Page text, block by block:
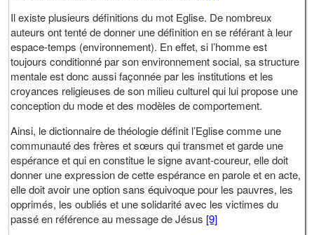
Il existe plusieurs définitions du mot Eglise. De nombreux
auteurs ont tenté de donner une définition en se référant à leur
espace-temps (environnement). En effet, si l’homme est
toujours conditionné par son environnement social, sa structure
mentale est donc aussi façonnée par les institutions et les
croyances religieuses de son milieu culturel qui lui propose une
conception du mode et des modèles de comportement.
Ainsi, le dictionnaire de théologie définit l’Eglise comme une
communauté des frères et sœurs qui transmet et garde une
espérance et qui en constitue le signe avant-coureur, elle doit
donner une expression de cette espérance en parole et en acte,
elle doit avoir une option sans équivoque pour les pauvres, les
opprimés, les oubliés et une solidarité avec les victimes du
passé en référence au message de Jésus [9]